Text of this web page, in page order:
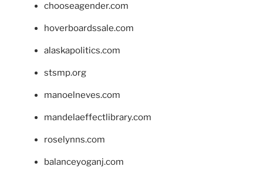
chooseagender.com
hoverboardssale.com
alaskapolitics.com
stsmp.org
manoelneves.com
mandelaeffectlibrary.com
roselynns.com
balanceyoganj.com